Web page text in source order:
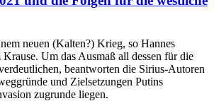
neuen (Kalten?) Krieg, so Hannes
Um das Ausmaß all dessen für die
beantworten die Sirius-Autoren
und Zielsetzungen Putins
zugrunde liegen.